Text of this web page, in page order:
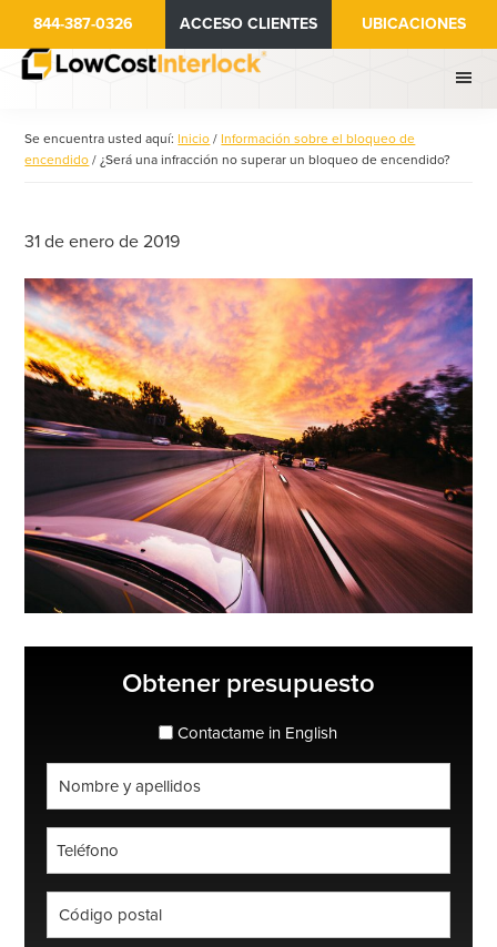
contenido
Saltar
principal
844-387-0326 ACCESO CLIENTES UBICACIONES
Se encuentra usted aquí: Inicio / Información sobre el bloqueo de
encendido / ¿Será una infracción no superar un bloqueo de encendido?
31 de enero de 2019
Obtener presupuesto
espanol_espanol
Contactame in English
*